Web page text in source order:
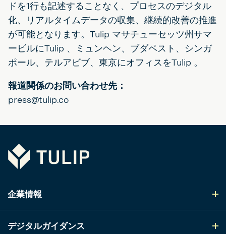
ドを1行も記述することなく、プロセスのデジタル
化、リアルタイムデータの収集、継続的改善の推進
が可能となります。Tulip マサチューセッツ州サマ
ービルにTulip 、ミュンヘン、ブダペスト、シンガ
ポール、テルアビブ、東京にオフィスをTulip 。
報道関係のお問い合わせ先：
press@tulip.co
Tulip
企業情報
デジタルガイダンス